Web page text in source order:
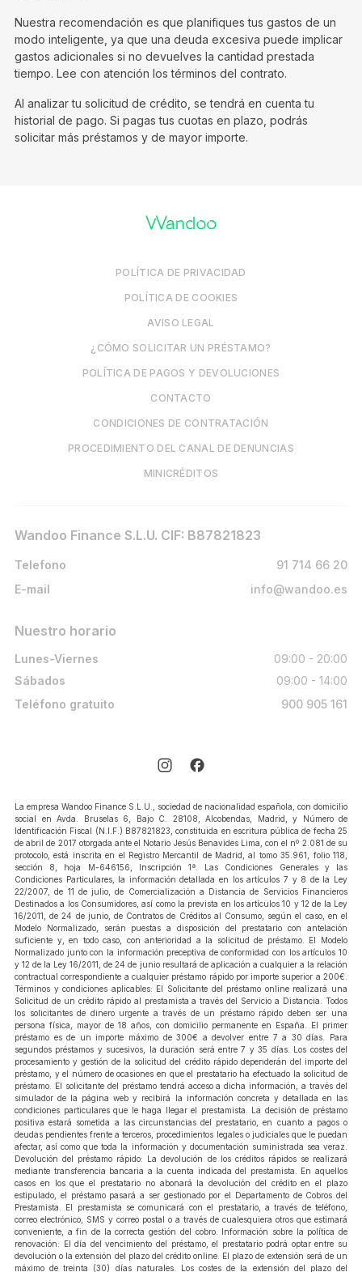
Nuestra recomendación es que planifiques tus gastos de un
modo inteligente, ya que una deuda excesiva puede implicar
gastos adicionales si no devuelves la cantidad prestada
tiempo. Lee con atención los términos del contrato.
Al analizar tu solicitud de crédito, se tendrá en cuenta tu
historial de pago. Si pagas tus cuotas en plazo, podrás
solicitar más préstamos y de mayor importe.
POLÍTICA DE PRIVACIDAD
POLÍTICA DE COOKIES
AVISO LEGAL
¿CÓMO SOLICITAR UN PRÉSTAMO?
POLÍTICA DE PAGOS Y DEVOLUCIONES
CONTACTO
CONDICIONES DE CONTRATACIÓN
PROCEDIMIENTO DEL CANAL DE DENUNCIAS
MINICRÉDITOS
Wandoo Finance S.L.U. CIF: B87821823
Telefono
91 714 66 20
E-mail
info@wandoo.es
Nuestro horario
Lunes-Viernes
09:00 - 20:00
Sábados
09:00 - 14:00
Teléfono gratuito
900 905 161
La empresa Wandoo Finance S.L.U., sociedad de nacionalidad española, con domicilio
social en Avda. Bruselas 6, Bajo C. 28108, Alcobendas, Madrid, y Número de
Identificación Fiscal (N.I.F.) B87821823, constituida en escritura pública de fecha 25
de abril de 2017 otorgada ante el Notario Jesús Benavides Lima, con el nº 2.081 de su
protocolo, está inscrita en el Registro Mercantil de Madrid, al tomo 35.961, folio 118,
sección 8, hoja M-646156, Inscripción 1ª. Las Condiciones Generales y las
Condiciones Particulares, la información detallada en los artículos 7 y 8 de la Ley
22/2007, de 11 de julio, de Comercialización a Distancia de Servicios Financieros
Destinados a los Consumidores, así como la prevista en los artículos 10 y 12 de la Ley
16/2011, de 24 de junio, de Contratos de Créditos al Consumo, según el caso, en el
Modelo Normalizado, serán puestas a disposición del prestatario con antelación
suficiente y, en todo caso, con anterioridad a la solicitud de préstamo. El Modelo
Normalizado junto con la información preceptiva de conformidad con los artículos 10
y 12 de la Ley 16/2011, de 24 de junio resultará de aplicación a cualquier a la relación
contractual correspondiente a cualquier préstamo rápido por importe superior a 200€.
Términos y condiciones aplicables: El Solicitante del préstamo online realizará una
Solicitud de un crédito rápido al prestamista a través del Servicio a Distancia. Todos
los solicitantes de dinero urgente a través de un préstamo rápido deben ser una
persona física, mayor de 18 años, con domicilio permanente en España. El primer
préstamo es de un importe máximo de 300€ a devolver entre 7 a 30 días. Para
segundos préstamos y sucesivos, la duración será entre 7 y 35 días. Los costes del
procesamiento y gestión de la solicitud del crédito rápido dependerán del importe del
préstamo, y el número de ocasiones en que el prestatario ha efectuado la solicitud de
préstamo. El solicitante del préstamo tendrá acceso a dicha información, a través del
simulador de la página web y recibirá la información concreta y detallada en las
condiciones particulares que le haga llegar el prestamista. La decisión de préstamo
positiva estará sometida a las circunstancias del prestatario, en cuanto a pagos o
deudas pendientes frente a terceros, procedimientos legales o judiciales que le puedan
afectar, así como que toda la información y documentación suministrada sea veraz.
Devolución del préstamo rápido: La devolución de los créditos rápidos se realizará
mediante transferencia bancaria a la cuenta indicada del prestamista. En aquellos
casos en los que el prestatario no abonará la devolución del crédito en el plazo
estipulado, el préstamo pasará a ser gestionado por el Departamento de Cobros del
Prestamista. El prestamista se comunicará con el prestatario, a través de teléfono,
correo electrónico, SMS y correo postal o a través de cualesquiera otros que estimará
conveniente, a fin de la correcta gestión del cobro. Información sobre la política de
renovación: El día del vencimiento del préstamo, el prestatario podrá optar entre su
devolución o la extensión del plazo del crédito online. El plazo de extensión será de un
máximo de treinta (30) días naturales. Los costes de la extensión del plazo del